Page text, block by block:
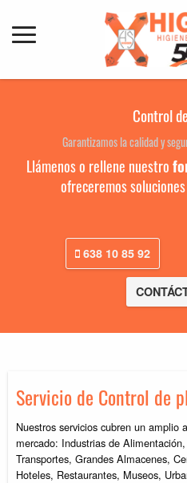
Control
Garantizamos la calidad y
Llámenos o rellene nuestro
ofreceremos
638 10 85 92
Servicio de Control de
Nuestros servicios cubren un amplio
mercado: Industrias de
Transportes, Grandes Almacenes,
Hoteles, Restaurantes, Museos,